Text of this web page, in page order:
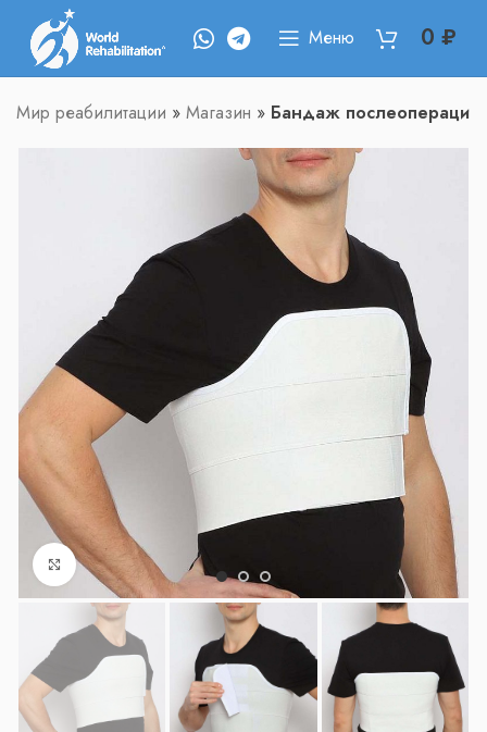
Меню 0₽
Мир реабилитации » Магазин » Бандаж
Нажмите, чтобы увеличить